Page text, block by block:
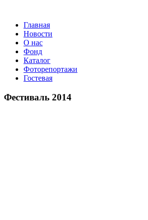
Главная
Новости
О нас
Фонд
Каталог
Фоторепортажи
Гостевая
Фестиваль 2014